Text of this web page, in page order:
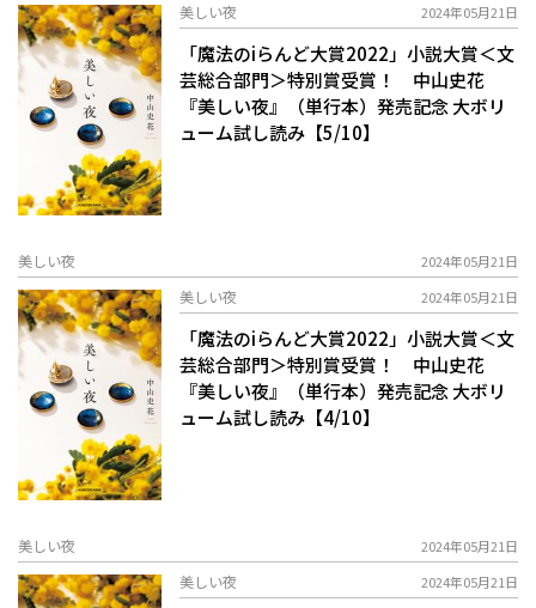
美しい夜 2024年05月21日
「魔法のiらんど大賞2022」小説大賞＜文
芸総合部門＞特別賞受賞！ 中山史花
『美しい夜』（単行本）発売記念 大ボリ
ューム試し読み【5/10】
美しい夜 2024年05月21日
美しい夜 2024年05月21日
「魔法のiらんど大賞2022」小説大賞＜文
芸総合部門＞特別賞受賞！ 中山史花
『美しい夜』（単行本）発売記念 大ボリ
ューム試し読み【4/10】
美しい夜 2024年05月21日
美しい夜 2024年05月21日